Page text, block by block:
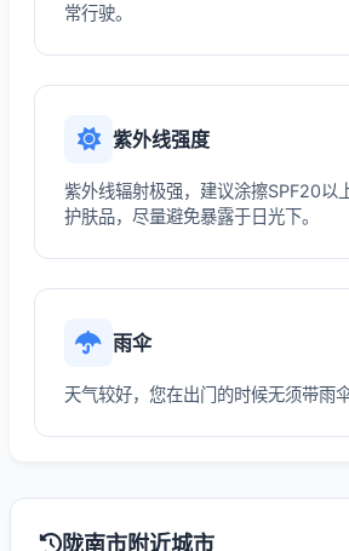
常行驶。
紫外线强度
紫外线辐射极强，建议涂擦SPF20以
护肤品，尽量避免暴露于日光下。
雨伞
天气较好，您在出门的时候无须带雨伞
陇南市附近城市